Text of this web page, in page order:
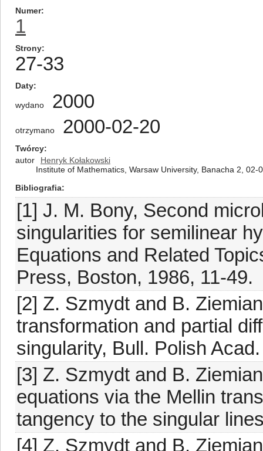
Numer
1
Strony
27-33
Daty
wydano 2000
otrzymano 2000-02-20
Twórcy
autor
Henryk Kołakowski
Institute of Mathematics, Warsaw University, Banacha 2, 02-
Bibliografia
[1] J. M. Bony, Second
singularities for semilinear
Equations and Related
Press, Boston, 1986, 11-49.
[2] Z. Szmydt and B.
transformation and partial
singularity, Bull. Polish
[3] Z. Szmydt and B.
equations via the Mellin
tangency to the singular
[4] Z. Szmydt and B.